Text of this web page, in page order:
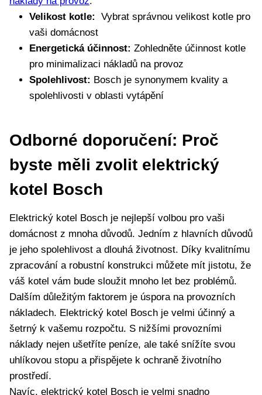
Velikost kotle:
‌ Vybrat správnou velikost kotle pro
vaši domácnost
Energetická účinnost: ⁤Zohledněte účinnost kotle ​
pro minimalizaci nákladů na provoz
Spolehlivost: Bosch je synonymem kvality a
spolehlivosti v ⁣oblasti vytápění
Odborné ‌doporučení: Proč
byste měli zvolit elektrický
kotel Bosch
Elektrický ⁤kotel ⁢Bosch je nejlepší volbou pro vaši ​
domácnost z mnoha​ důvodů. Jedním z hlavních ‌důvodů
je ⁢jeho spolehlivost a​ dlouhá životnost. Díky ​kvalitnímu
zpracování a robustní​ konstrukci můžete mít jistotu, že
váš kotel⁣ vám ⁣bude ⁤sloužit mnoho ‍let bez problémů.
Dalším důležitým faktorem je ‍úspora na provozních
nákladech.⁤ Elektrický kotel Bosch je velmi ⁣účinný a
šetrný k vašemu rozpočtu. S nižšími provozními
náklady nejen ušetříte peníze, ale také snížíte svou
uhlíkovou stopu a přispějete k ochraně životního
prostředí.
Navíc, elektrický kotel Bosch je velmi⁢ snadno